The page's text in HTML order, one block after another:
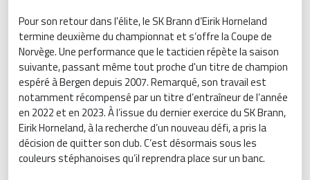
Pour son retour dans l'élite, le SK Brann d’Eirik Horneland
termine deuxième du championnat et s’offre la Coupe de
Norvège. Une performance que le tacticien répète la saison
suivante, passant même tout proche d'un titre de champion
espéré à Bergen depuis 2007. Remarqué, son travail est
notamment récompensé par un titre d’entraîneur de l’année
en 2022 et en 2023. À l’issue du dernier exercice du SK Brann,
Eirik Horneland, à la recherche d’un nouveau défi, a pris la
décision de quitter son club. C’est désormais sous les
couleurs stéphanoises qu’il reprendra place sur un banc.